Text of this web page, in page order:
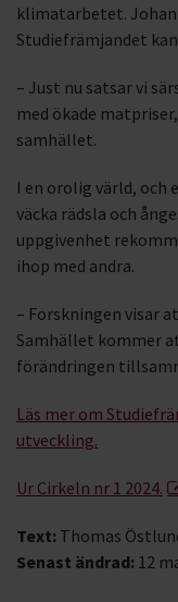
klimatarbetet.
Studiefrämjandet
– Just nu satsar vi
med ökade
samhället.
I en orolig värld, och
väcka rädsla och
uppgivenhet
ihop med andra.
– Forskningen visar
Samhället kommer
förändringen
Läs mer om
utveckling.
Ur Cirkeln nr 1 2024.
Text: Thomas
Senast ändrad: 12